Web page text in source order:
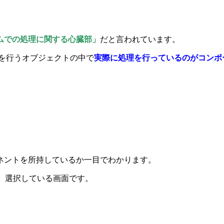
での処理に関する心臓部」 だと言われています。
行うオブジェクトの中で実際に処理を行っているのがコンポ
トを所持しているか一目でわかります。
択している画面です。